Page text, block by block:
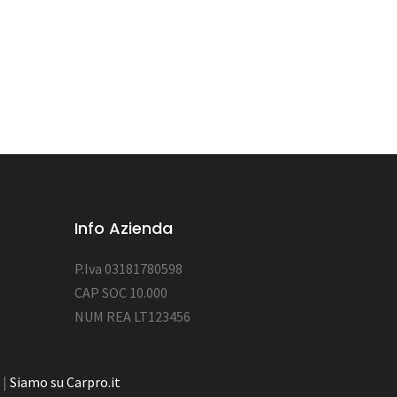
Info Azienda
P.Iva 03181780598
CAP SOC 10.000
NUM REA LT123456
| Siamo su Carpro.it